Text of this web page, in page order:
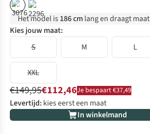
% %
Het model is 186 cmlang en draagt maat
Kies jouw maat:
S
M L
XXL
€149,95€112,46Je bespaart €37,49
Levertijd:kies eerst een maat
In winkelmand